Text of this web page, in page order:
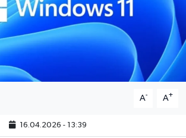
A- A+
16.04.2026 - 13:39